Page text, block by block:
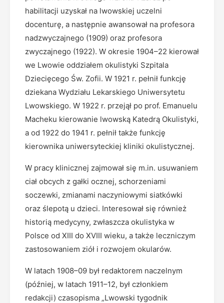
habilitacji uzyskał na lwowskiej uczelni
docenturę, a następnie awansował na profesora
nadzwyczajnego (1909) oraz profesora
zwyczajnego (1922). W okresie 1904–22 kierował
we Lwowie oddziałem okulistyki Szpitala
Dziecięcego Św. Zofii. W 1921 r. pełnił funkcję
dziekana Wydziału Lekarskiego Uniwersytetu
Lwowskiego. W 1922 r. przejął po prof. Emanuelu
Macheku kierowanie lwowską Katedrą Okulistyki,
a od 1922 do 1941 r. pełnił także funkcję
kierownika uniwersyteckiej kliniki okulistycznej.
W pracy klinicznej zajmował się m.in. usuwaniem
ciał obcych z gałki ocznej, schorzeniami
soczewki, zmianami naczyniowymi siatkówki
oraz ślepotą u dzieci. Interesował się również
historią medycyny, zwłaszcza okulistyka w
Polsce od XIII do XVIII wieku, a także leczniczym
zastosowaniem ziół i rozwojem okularów.
W latach 1908–09 był redaktorem naczelnym
(później, w latach 1911–12, był członkiem
redakcji) czasopisma „Lwowski tygodnik